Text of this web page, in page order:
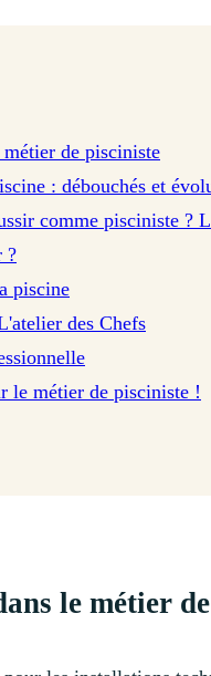
de pisciniste
: débouchés et
comme pisciniste ?
?
piscine
des Chefs
le métier de pisciniste !
le métier